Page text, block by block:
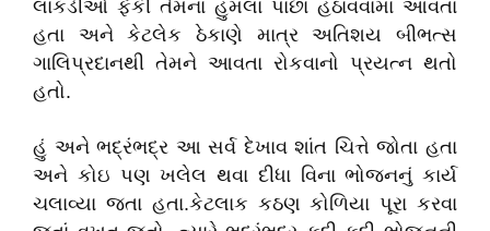
લાકડીઓ ફેંકી તેમના હુમલા પાછા હઠાવવામાં આવતા
હતા અને કેટલેક ઠેકાણે માત્ર અતિશય બીભત્સ
ગાલિપ્રદાનથી તેમને આવતા રોકવાનો પ્રયત્ન થતો
હતો.
હું અને ભદ્રંભદ્ર આ સર્વ દેખાવ શાંત ચિત્તે જોતા હતા
અને કોઇ પણ ખલેલ થવા દીધા વિના ભોજનનું કાર્ય
ચલાવ્યા જતા હતા.કેટલાક કઠણ કોળિયા પૂરા કરવા